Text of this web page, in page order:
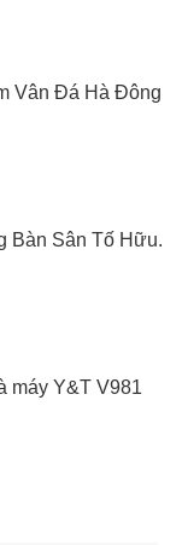
Vân Đá Hà Đông
Bàn Sân Tố Hữu.
máy Y&T V981